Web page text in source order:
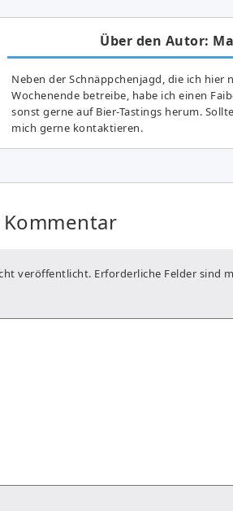
Über den Autor:
Neben der Schnäppchenjagd, die ich hier
Wochenende betreibe, habe ich einen
sonst gerne auf Bier-Tastings herum.
mich gerne kontaktieren.
veröffentlicht. Erforderliche Felder sind